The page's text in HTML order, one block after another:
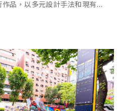
品，以多元設計手法和現有的